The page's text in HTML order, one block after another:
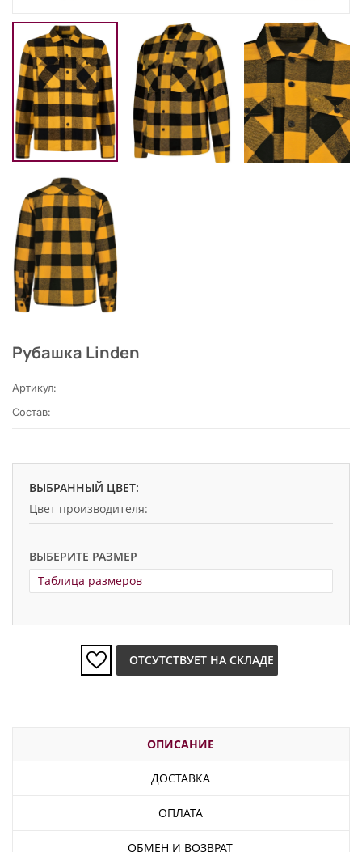
Рубашка Linden
Артикул:
Состав:
ВЫБРАННЫЙ ЦВЕТ:
Цвет производителя:
ВЫБЕРИТЕ РАЗМЕР
Таблица размеров
ОТСУТСТВУЕТ НА СКЛАДЕ
ОПИСАНИЕ
ДОСТАВКА
ОПЛАТА
ОБМЕН И ВОЗВРАТ